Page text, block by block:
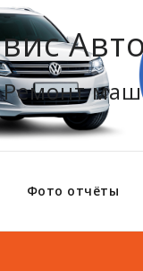
Ремонт
Фото отчёты